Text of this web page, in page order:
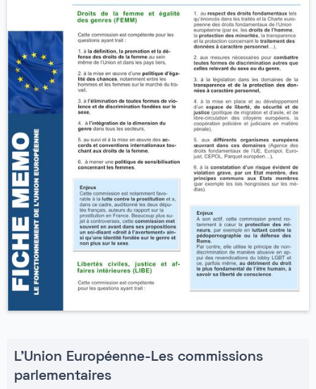
L'Union Européenne-Les commissions
parlementaires